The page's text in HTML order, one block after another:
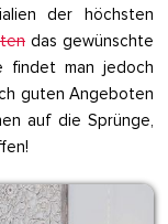
der höchsten
das gewünschte
findet man jedoch
guten Angeboten
auf die Sprünge,